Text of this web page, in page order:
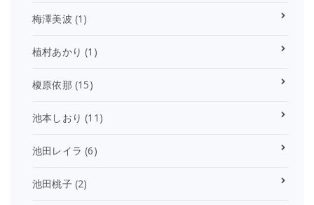
梅澤美波 (1)
植村あかり (1)
榎原依那 (15)
池本しおり (11)
池田レイラ (6)
池田桃子(2)